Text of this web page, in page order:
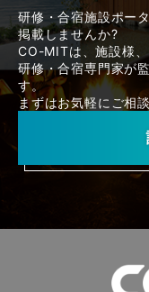
研修・合宿施設ポー
掲載しませんか?
CO-MITは、施設様
研修・合宿専門家が
す。
まずはお気軽にご相